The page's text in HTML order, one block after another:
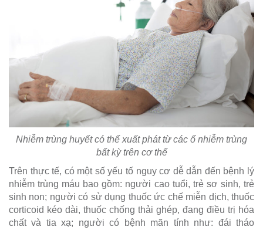
Nhiễm trùng huyết có thể xuất phát từ các ổ nhiễm trùng
bất kỳ trên cơ thể
Trên thực tế, có một số yếu tố nguy cơ dễ dẫn đến bệnh lý
nhiễm trùng máu bao gồm: người cao tuổi, trẻ sơ sinh, trẻ
sinh non; người có sử dụng thuốc ức chế miễn dịch, thuốc
corticoid kéo dài, thuốc chống thải ghép, đang điều trị hóa
chất và tia xạ; người có bệnh mãn tính như: đái tháo